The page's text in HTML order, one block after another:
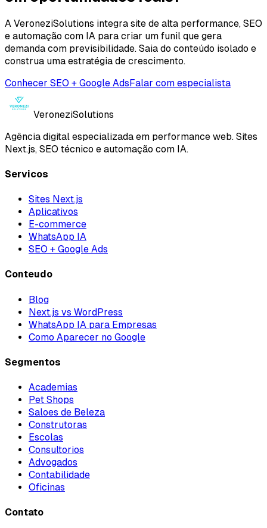
A VeroneziSolutions integra site de alta performance, SEO
e automação com IA para criar um funil que gera
demanda com previsibilidade. Saia do conteúdo isolado e
construa uma estratégia de crescimento.
Conhecer SEO + Google AdsFalar com especialista
VeroneziSolutions
Agência digital especializada em performance web. Sites
Next.js, SEO técnico e automação com IA.
Servicos
Sites Next.js
Aplicativos
E-commerce
WhatsApp IA
SEO + Google Ads
Conteudo
Blog
Next.js vs WordPress
WhatsApp IA para Empresas
Como Aparecer no Google
Segmentos
Academias
Pet Shops
Saloes de Beleza
Construtoras
Escolas
Consultorios
Advogados
Contabilidade
Oficinas
Contato